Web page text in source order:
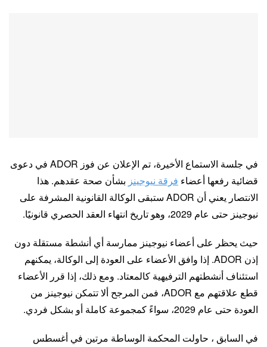
في جلسة الاستماع الأخيرة، تم الإعلان عن فوز ADOR في دعوى
قضائية رفعها أعضاء فرقة نيوجينز بشأن صحة عقدهم. هذا
الانتصار يعني أن ADOR ستبقى الوكالة القانونية المشرفة على
نيوجينز حتى عام 2029، وهو تاريخ انتهاء العقد الحصري قانونيًا.
حيث يحظر على أعضاء نيوجينز ممارسة أي أنشطة مستقلة دون
إذن ADOR. إذا وافق الأعضاء على العودة إلى الوكالة، يمكنهم
استئناف أنشطتهم الترفيهية كالمعتاد. ومع ذلك، إذا قرر الأعضاء
قطع علاقتهم مع ADOR، فمن المرجح ألا تتمكن نيوجينز من
العودة حتى عام 2029، سواءً كمجموعة كاملة أو بشكل فردي.
في السابق ، حاولت المحكمة الوساطة مرتين في أغسطس